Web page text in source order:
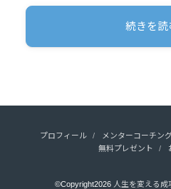
続きを読
プロフィール メンターコーチン
無料プレゼント
©Copyright2026 人生を変える成